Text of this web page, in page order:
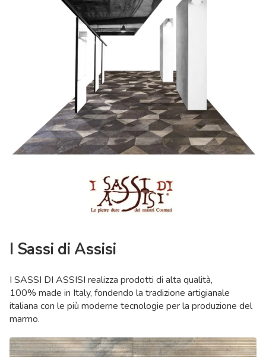
I Sassi di Assisi
I SASSI DI ASSISI realizza prodotti di alta qualità,
100% made in Italy, fondendo la tradizione artigianale
italiana con le più moderne tecnologie per la produzione del
marmo.